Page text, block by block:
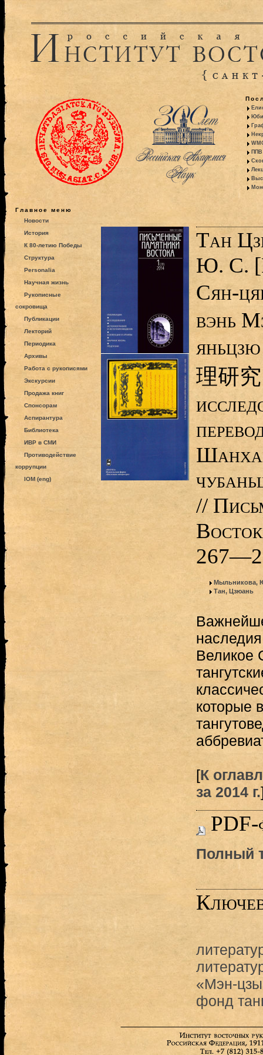
ППВ
Главное меню
Новости
История
К 80-летию Победы
Структура
Personalia
Научная жизнь
Рукописные
сокровища
Публикации
Лекторий
Периодика
Архивы
Работа с рукописями
Экскурсии
Продажа книг
Спонсорам
Аспирантура
Библиотека
ИВР в СМИ
Противодействие
коррупции
IOM (eng)
Тан
Ю. С.
Сян-
вэнь
理研
//
Мыльникова,
Тан, Цзюань
наследия
Великое
которые
[К
за 2014 г.
PDF-
Полный
«Мэн-
фонд